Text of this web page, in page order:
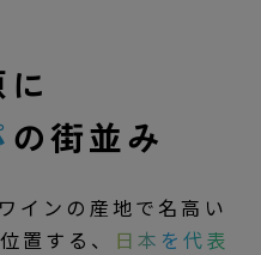
の街並み
インの産地で名高い
置する、 日本を代表